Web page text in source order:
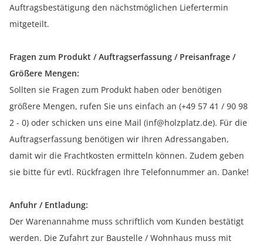
Auftragsbestätigung den nächstmöglichen Liefertermin
mitgeteilt.
Fragen zum Produkt / Auftragserfassung / Preisanfrage /
Größere Mengen:
Sollten sie Fragen zum Produkt haben oder benötigen
größere Mengen, rufen Sie uns einfach an (+49 57 41 / 90 98
2 - 0) oder schicken uns eine Mail (inf@holzplatz.de). Für die
Auftragserfassung benötigen wir Ihren Adressangaben,
damit wir die Frachtkosten ermitteln können. Zudem geben
sie bitte für evtl. Rückfragen Ihre Telefonnummer an. Danke!
Anfuhr / Entladung:
Der Warenannahme muss schriftlich vom Kunden bestätigt
werden. Die Zufahrt zur Baustelle / Wohnhaus muss mit